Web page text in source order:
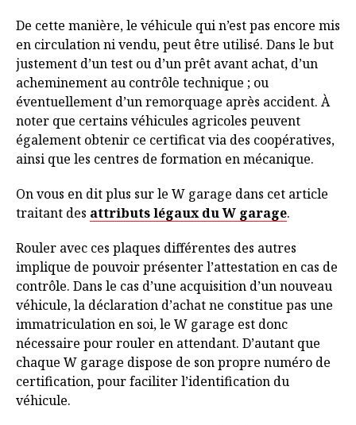
De cette manière, le véhicule qui n’est pas encore mis
en circulation ni vendu, peut être utilisé. Dans le but
justement d’un test ou d’un prêt avant achat, d’un
acheminement au contrôle technique ; ou
éventuellement d’un remorquage après accident. À
noter que certains véhicules agricoles peuvent
également obtenir ce certificat via des coopératives,
ainsi que les centres de formation en mécanique.
On vous en dit plus sur le W garage dans cet article
traitant des attributs légaux du W garage.
Rouler avec ces plaques différentes des autres
implique de pouvoir présenter l’attestation en cas de
contrôle. Dans le cas d’une acquisition d’un nouveau
véhicule, la déclaration d’achat ne constitue pas une
immatriculation en soi, le W garage est donc
nécessaire pour rouler en attendant. D’autant que
chaque W garage dispose de son propre numéro de
certification, pour faciliter l’identification du
véhicule.